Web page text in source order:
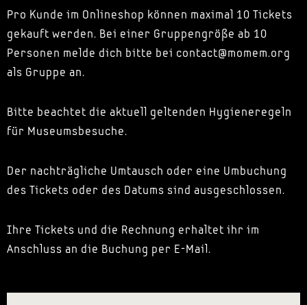
Pro Kunde im Onlineshop können maximal 10 Tickets
gekauft werden. Bei einer Gruppengröße ab 10
Personen melde dich bitte bei contact@momem.org
als Gruppe an.
Bitte beachtet die aktuell geltenden Hygieneregeln
für Museumsbesuche.
Der nachträgliche Umtausch oder eine Umbuchung
des Tickets oder des Datums sind ausgeschlossen.
Ihre Tickets und die Rechnung erhaltet ihr im
Anschluss an die Buchung per E-Mail.